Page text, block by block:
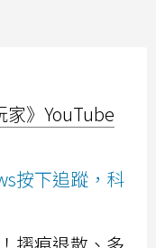
》YouTube
按下追蹤，科